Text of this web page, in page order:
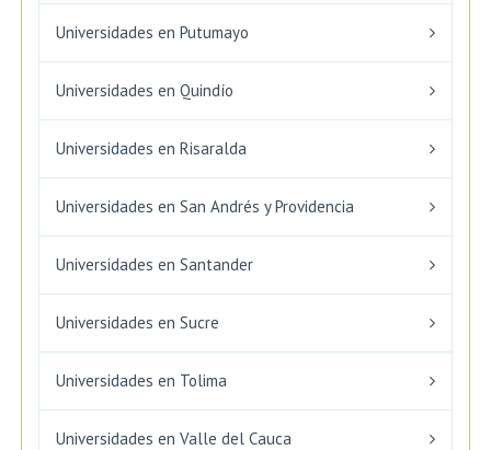
Universidades en Putumayo
Universidades en Quindío
Universidades en Risaralda
Universidades en San Andrés y Providencia
Universidades en Santander
Universidades en Sucre
Universidades en Tolima
Universidades en Valle del Cauca